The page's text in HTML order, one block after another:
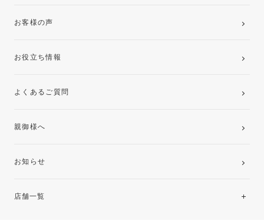
お客様の声
お役立ち情報
よくあるご質問
親御様へ
お知らせ
店舗一覧